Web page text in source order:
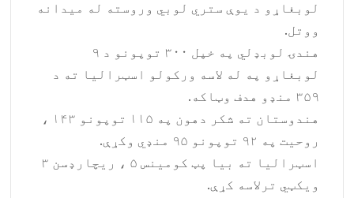
لوبغاړو د یوې ستري لوبي وروسته له میدانه
ووتل.
هندۍ لوبډلي په خپل ۳۰۰ توپونو د ۹
لوبغاړو په له لاسه ورکولو اسټرالیا ته د
۳۵۹ منډو هدف وټاکه.
هندوستان ته شکر دهون په ۱۱۵ توپونو ۱۴۳ ،
روحیت په ۹۲ توپونو ۹۵ منډي وکړې.
اسټرالیا ته بیا پټ کومینس ۵ ، ریچارډسن ۳
ویکټي ترلاسه کړې.